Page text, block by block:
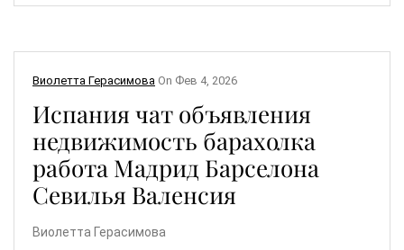
Виолетта Герасимова On Фев 4, 2026
Испания чат объявления
недвижимость барахолка
работа Мадрид Барселона
Севилья Валенсия
Виолетта Герасимова